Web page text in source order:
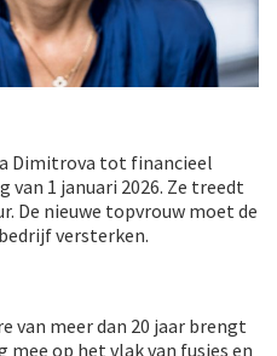
Dimitrova tot financieel
1 januari 2026. Ze treedt
De nieuwe topvrouw moet de
versterken.
van meer dan 20 jaar brengt
op het vlak van fusies en